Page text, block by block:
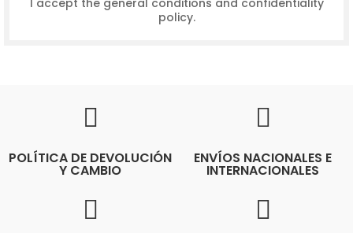
I accept the general conditions and confidentiality
policy.
POLÍTICA DE DEVOLUCIÓN
Y CAMBIO
ENVÍOS NACIONALES E
INTERNACIONALES